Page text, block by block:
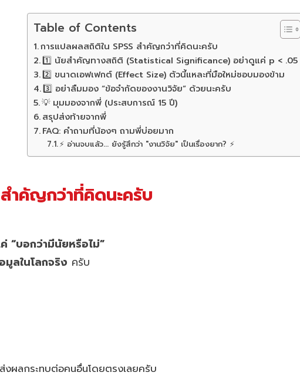
Table of Contents
การแปลผลสถิติใน SPSS สำคัญกว่าที่คิดนะครับ
1️⃣ นัยสำคัญทางสถิติ (Statistical Significance) อย่าดูแค่ p < .05
2️⃣ ขนาดเอฟเฟกต์ (Effect Size) ตัวนี้แหละที่มือใหม่ชอบมองข้าม
3️⃣ อย่าลืมมอง “ข้อจำกัดของงานวิจัย” ด้วยนะครับ
💡 มุมมองจากพี่ (ประสบการณ์ 15 ปี)
สรุปส่งท้ายจากพี่
FAQ: คำถามที่น้องๆ ถามพี่บ่อยมาก
⚡ อ่านจบแล้ว... ยังรู้สึกว่า "งานวิจัย" เป็นเรื่องยาก? ⚡
ำคัญกว่าที่คิดนะครับ
“บอกว่ามีนัยหรือไม่”
ลในโลกจริง ครับ
ผลกระทบต่อคนอื่นโดยตรงเลยครับ